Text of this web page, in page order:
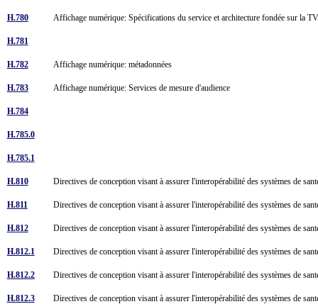
H.780 Affichage numérique: Spécifications du service et architecture fondée sur la
H.781
H.782 Affichage numérique: métadonnées
H.783 Affichage numérique: Services de mesure d'audience
H.784
H.785.0
H.785.1
H.810 Directives de conception visant à assurer l'interopérabilité des systèmes de
H.811 Directives de conception visant à assurer l'interopérabilité des systèmes de
H.812 Directives de conception visant à assurer l'interopérabilité des systèmes de
H.812.1 Directives de conception visant à assurer l'interopérabilité des systèmes de
H.812.2 Directives de conception visant à assurer l'interopérabilité des systèmes de
H.812.3 Directives de conception visant à assurer l'interopérabilité des systèmes de